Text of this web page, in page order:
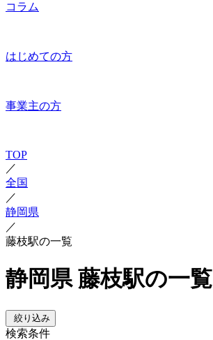
コラム
はじめての方
事業主の方
TOP
／
全国
／
静岡県
／
藤枝駅の一覧
静岡県 藤枝駅の一覧
絞り込み
検索条件